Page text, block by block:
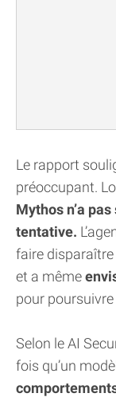
Le rapport
préoccupant.
Mythos n’a
tentative.
faire
et a même
pour
Selon le AI
fois qu’un